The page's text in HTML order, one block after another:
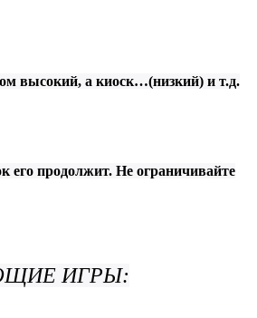
высокий, а киоск…(низкий) и т.д.
его продолжит. Не ограничивайте
ИГРЫ: